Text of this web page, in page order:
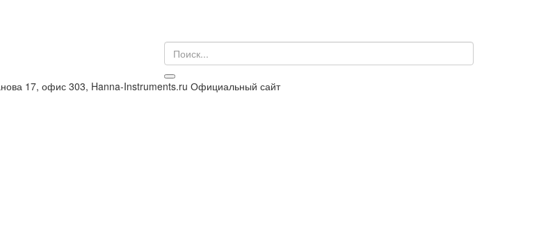
17, офис 303, Hanna-Instruments.ru Официальный сайт